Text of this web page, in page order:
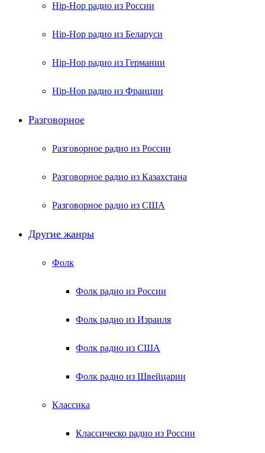
Hip-Hop радио из России
Hip-Hop радио из Беларуси
Hip-Hop радио из Германии
Hip-Hop радио из Франции
Разговорное
Разговорное радио из России
Разговорное радио из Казахстана
Разговорное радио из США
Другие жанры
Фолк
Фолк радио из России
Фолк радио из Израиля
Фолк радио из США
Фолк радио из Швейцарии
Классика
Классическо радио из России